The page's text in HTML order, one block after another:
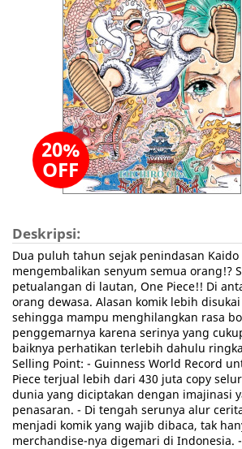
20%
OFF
Deskripsi:
Dua puluh tahun sejak penindasan
mengembalikan senyum semua orang!?
petualangan di lautan, One Piece!! Di
orang dewasa. Alasan komik lebih
sehingga mampu menghilangkan rasa
penggemarnya karena serinya yang
baiknya perhatikan terlebih dahulu
Selling Point: - Guinness World Record
Piece terjual lebih dari 430 juta copy
dunia yang diciptakan dengan imajinasi
penasaran. - Di tengah serunya alur
menjadi komik yang wajib dibaca, tak
merchandise-nya digemari di Indonesia.